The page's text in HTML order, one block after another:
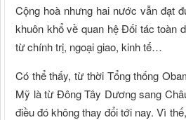
Cộng hoà nhưng hai nước vẫn đạt
khuôn khổ về quan hệ Đối tác toàn
từ chính trị, ngoại giao, kinh tế…
Có thể thấy, từ thời Tổng thống
Mỹ là từ Đông Tây Dương sang
điều đó không thay đổi tới nay. Vì